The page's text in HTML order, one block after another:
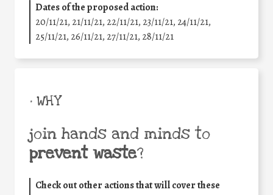
Dates of the proposed action:
20/11/21, 21/11/21, 22/11/21, 23/11/21, 24/11/21,
25/11/21, 26/11/21, 27/11/21, 28/11/21
• WHY
join hands and minds to
prevent waste?
Check out other actions that will cover these